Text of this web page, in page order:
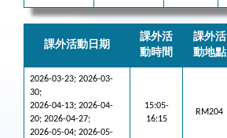
課外活動日期
課外活
動時間
課外活
動地點
2026-03-23; 2026-03-
30;
2026-04-13; 2026-04-
20; 2026-04-27;
2026-05-04; 2026-05-
15:05-
16:15
RM204